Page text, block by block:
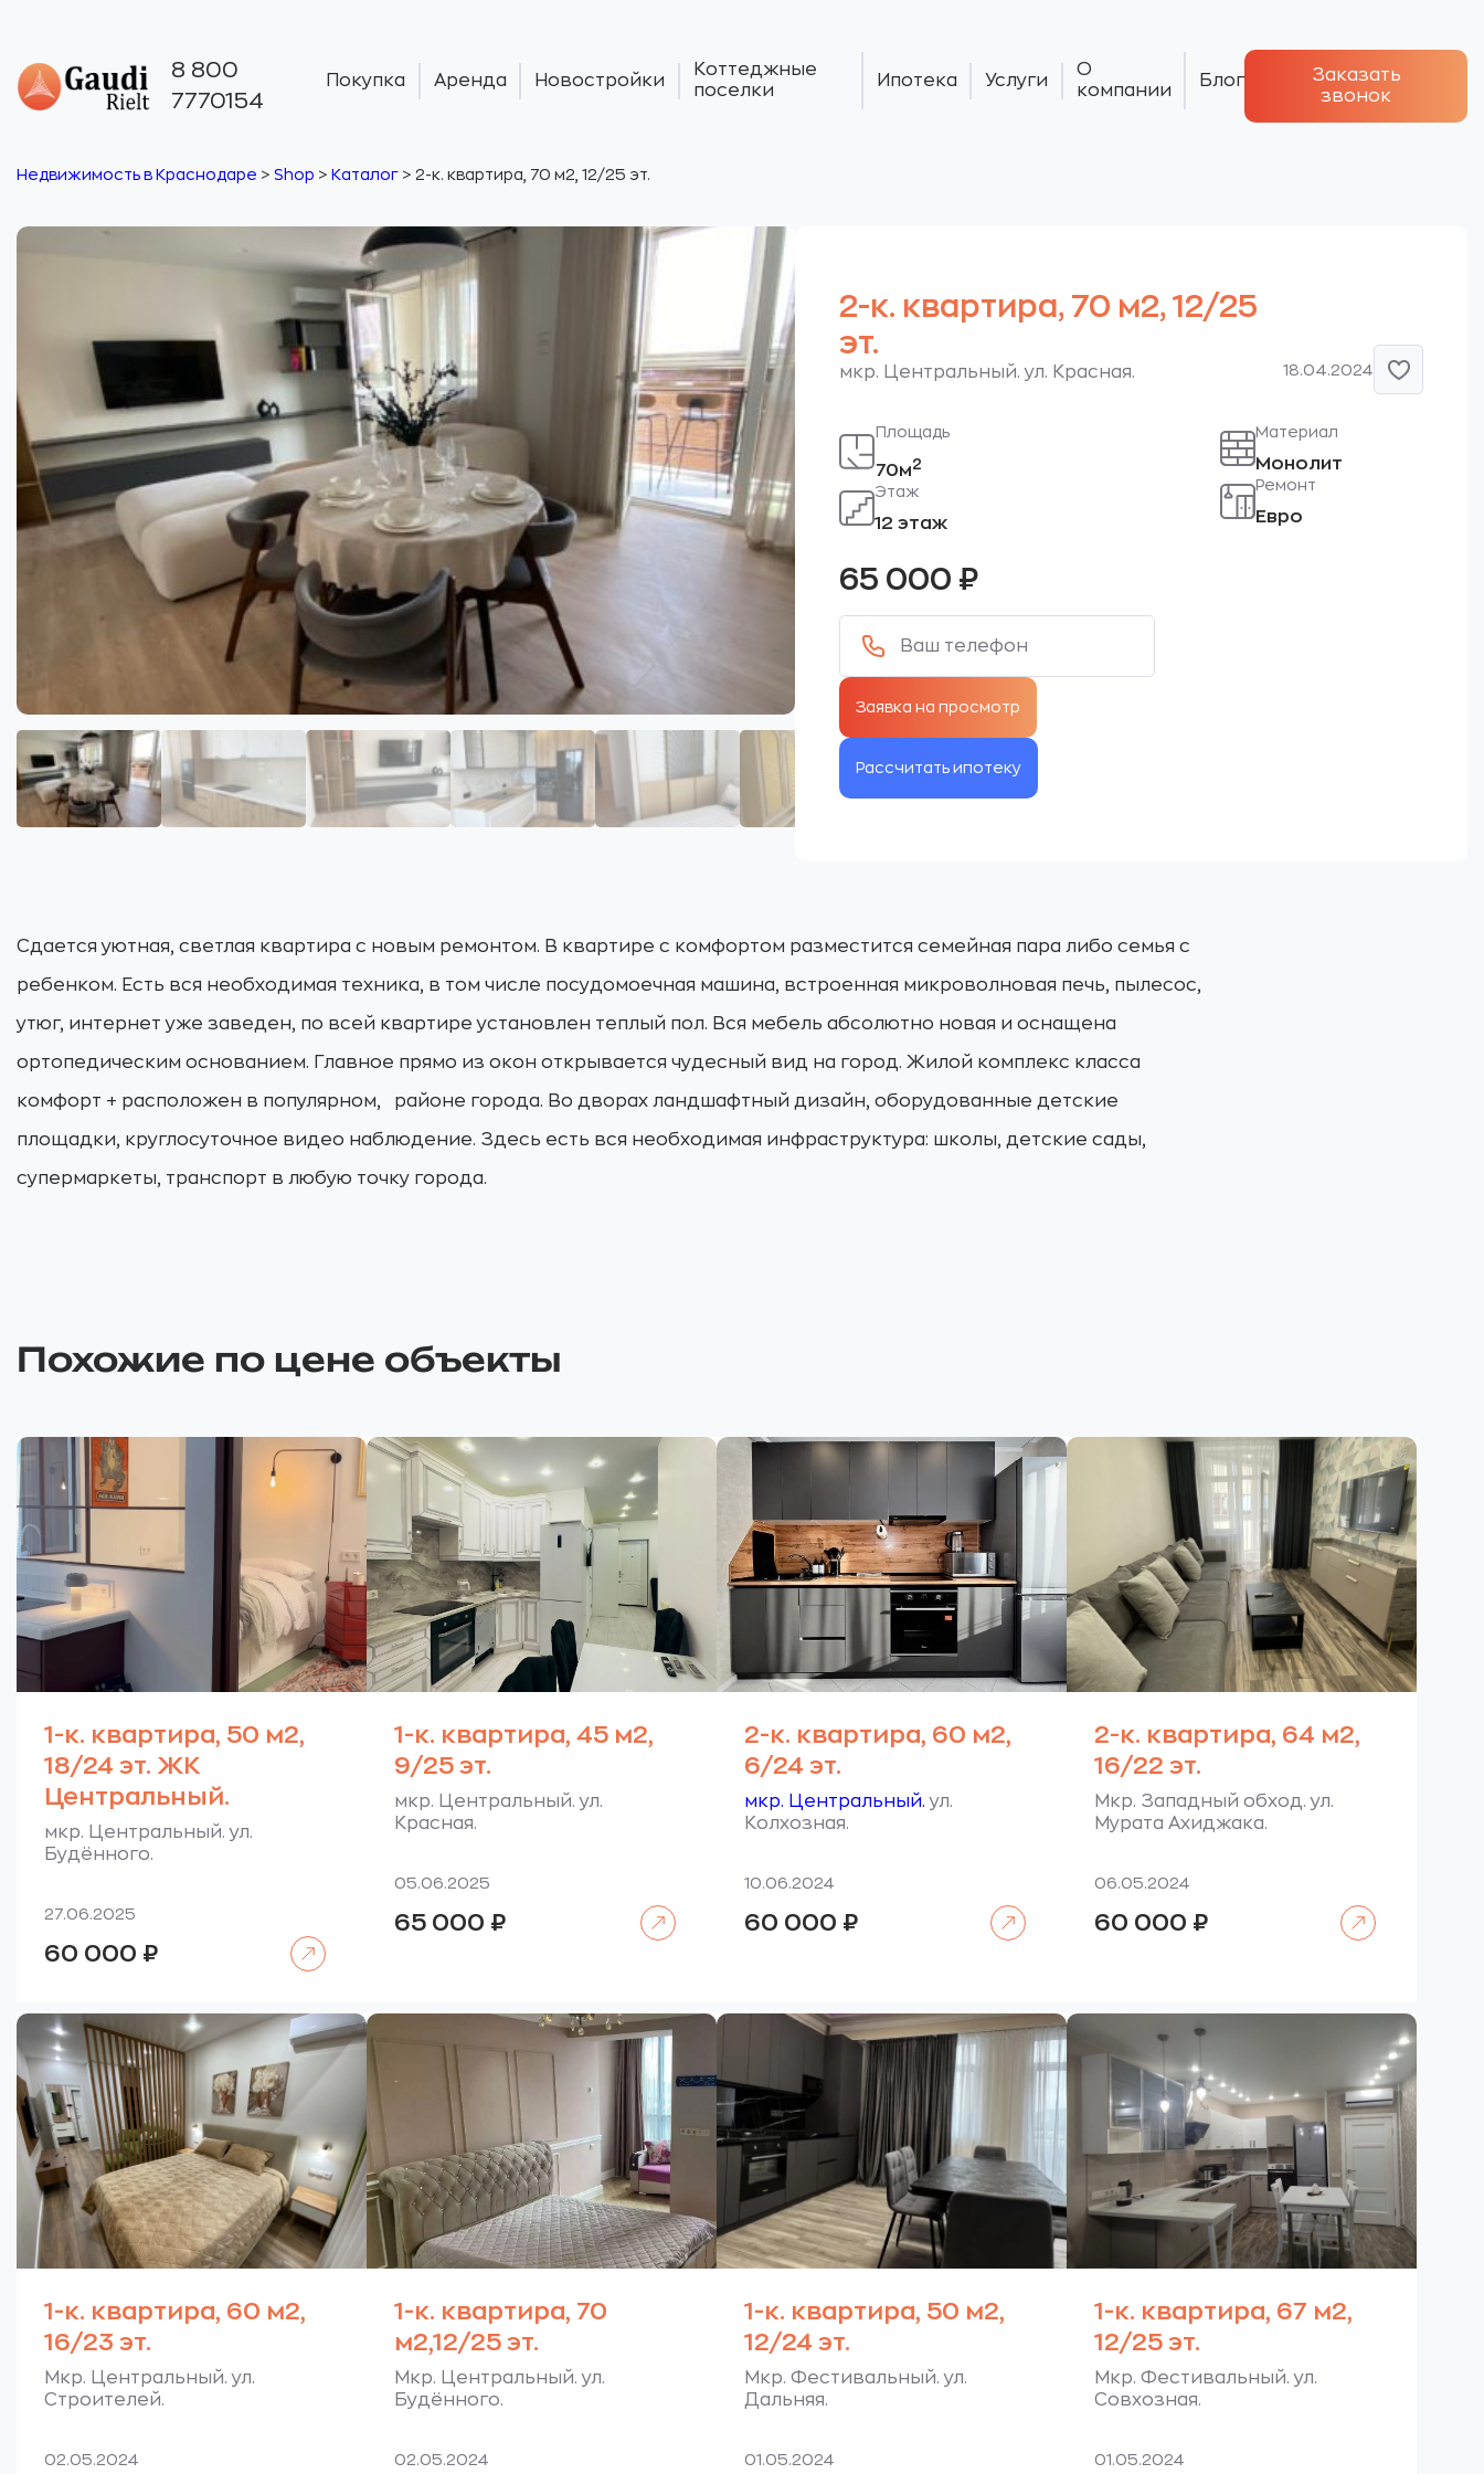
8 800
7770154
Покупка Аренда Новостройки
Коттеджные
поселки
Ипотека Услуги
О
компании
Блог
Заказать
звонок
Недвижимость в Краснодаре > Shop > Каталог > 2-к. квартира, 70 м2, 12/25 эт.
2-к. квартира, 70 м2, 12/25
эт.
мкр. Центральный. ул. Красная. 18.04.2024
Площадь
70м2
Этаж
12 этаж
Материал
Монолит
Ремонт
Евро
65 000 ₽
Рассчитать ипотеку
Сдается уютная, светлая квартира с новым ремонтом. В квартире с комфортом разместится семейная пара либо семья с
ребенком. Есть вся необходимая техника, в том числе посудомоечная машина, встроенная микроволновая печь, пылесос,
утюг, интернет уже заведен, по всей квартире установлен теплый пол. Вся мебель абсолютно новая и оснащена
ортопедическим основанием. Главное прямо из окон открывается чудесный вид на город. Жилой комплекс класса
комфорт + расположен в популярном, районе города. Во дворах ландшафтный дизайн, оборудованные детские
площадки, круглосуточное видео наблюдение. Здесь есть вся необходимая инфраструктура: школы, детские сады,
супермаркеты, транспорт в любую точку города.
Похожие по цене объекты
1-к. квартира, 50 м2,
18/24 эт. ЖК
Центральный.
мкр. Центральный. ул.
Будённого.
27.06.2025
60 000 ₽
1-к. квартира, 45 м2,
9/25 эт.
мкр. Центральный. ул.
Красная.
05.06.2025
65 000 ₽
2-к. квартира, 60 м2,
6/24 эт.
мкр. Центральный. ул.
Колхозная.
10.06.2024
60 000 ₽
2-к. квартира, 64 м2,
16/22 эт.
Мкр. Западный обход. ул.
Мурата Ахиджака.
06.05.2024
60 000 ₽
1-к. квартира, 60 м2,
16/23 эт.
Мкр. Центральный. ул.
Строителей.
02.05.2024
1-к. квартира, 70
м2,12/25 эт.
Мкр. Центральный. ул.
Будённого.
02.05.2024
1-к. квартира, 50 м2,
12/24 эт.
Мкр. Фестивальный. ул.
Дальняя.
01.05.2024
1-к. квартира, 67 м2,
12/25 эт.
Мкр. Фестивальный. ул.
Совхозная.
01.05.2024